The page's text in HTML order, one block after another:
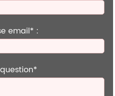
email* :